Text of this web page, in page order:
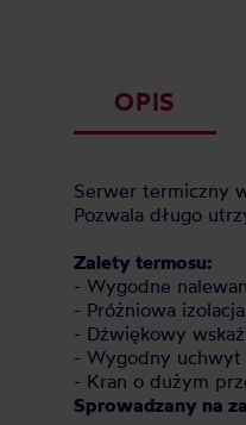
OPIS
Serwer termiczny
Pozwala długo
Zalety termosu:
- Wygodne
- Próżniowa
- Dźwiękowy
- Wygodny uchwyt
- Kran o dużym
Sprowadzany na